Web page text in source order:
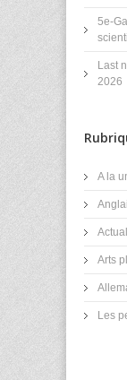
5e-
Last
2026
A la
Arts
Les